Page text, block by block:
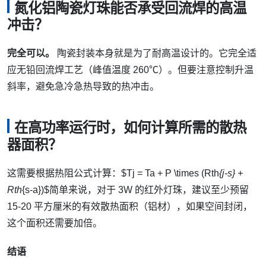
氮化铝陶瓷灯珠能否承受回流焊的高温
冲击？
完全可以。
陶瓷封装本身就是为了耐高温设计的。它完全适
应无铅回流焊工艺（峰值温度 260℃）。但要注意控制升温
斜率，避免急冷急热导致的热冲击。
在高功率运行时，如何计算所需的散热
器面积？
这需要根据热阻公式计算：$Tj = Ta + P \times (Rth{j-s} +
Rth{s-a})$简单来说，对于 3W 的红外灯珠，建议至少预留
15-20 平方厘米的有效散热面积（铝材），如果空间封闭，
这个面积还需要加倍。
结语